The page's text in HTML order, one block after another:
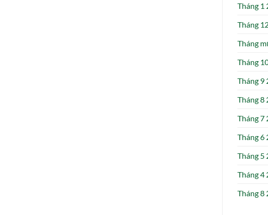
Tháng 1
Tháng
Tháng
Tháng
Tháng 9
Tháng 8
Tháng 7
Tháng 6
Tháng 5
Tháng 4
Tháng 8